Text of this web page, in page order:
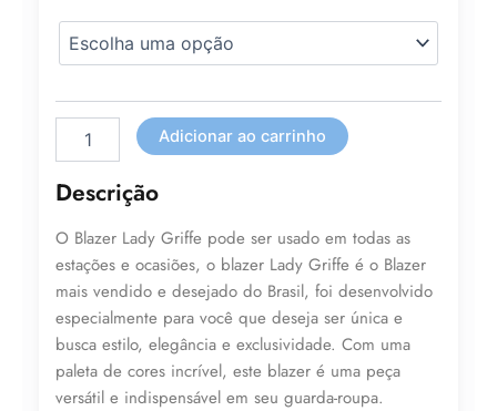
original
era:
R$ 143,00.
atual
é:
Animal
Print
Adicionar ao carrinho
Descrição
O Blazer Lady Griffe pode ser usado em todas as
estações e ocasiões, o blazer Lady Griffe é o Blazer
mais vendido e desejado do Brasil, foi desenvolvido
especialmente para você que deseja ser única e
busca estilo, elegância e exclusividade. Com uma
paleta de cores incrível, este blazer é uma peça
versátil e indispensável em seu guarda-roupa.